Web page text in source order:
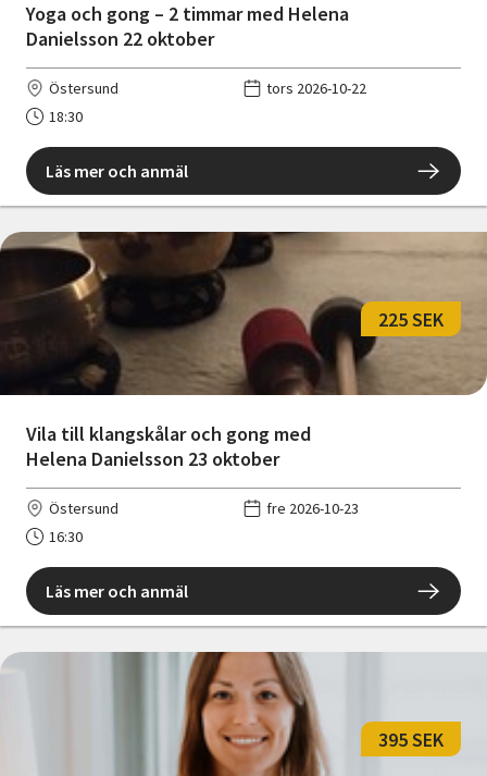
Yoga och gong – 2 timmar med Helena
Danielsson 22 oktober
Östersund
tors 2026-10-22
18:30
Läs mer och anmäl
Vila till klangskålar och gong med
Helena Danielsson 23 oktober
225 SEK
Östersund
fre 2026-10-23
16:30
Läs mer och anmäl
395 SEK